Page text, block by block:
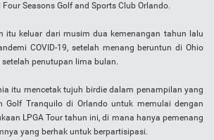
Four Seasons Golf and Sports Club Orlando.
itu keluar dari musim dua kemenangan tahun lalu
COVID-19, setelah menang beruntun di Ohio
setelah penutupan lima bulan.
itu mencetak tujuh birdie dalam penampilan yang
Golf Tranquilo di Orlando untuk memulai dengan
LPGA Tour tahun ini, di mana hanya pemenang
yang berhak untuk berpartisipasi.